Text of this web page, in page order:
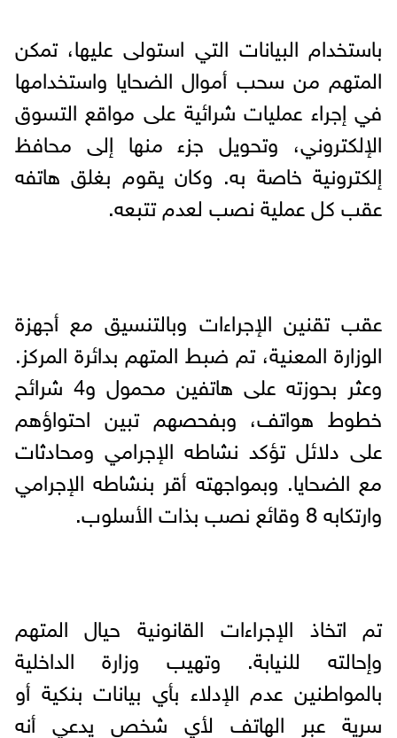
باستخدام البيانات التي استولى عليها، تمكن
المتهم من سحب أموال الضحايا واستخدامها
في إجراء عمليات شرائية على مواقع التسوق
الإلكتروني، وتحويل جزء منها إلى محافظ
إلكترونية خاصة به. وكان يقوم بغلق هاتفه
عقب كل عملية نصب لعدم تتبعه.
عقب تقنين الإجراءات وبالتنسيق مع أجهزة
الوزارة المعنية، تم ضبط المتهم بدائرة المركز.
وعثر بحوزته على هاتفين محمول و4 شرائح
خطوط هواتف، وبفحصهم تبين احتواؤهم
على دلائل تؤكد نشاطه الإجرامي ومحادثات
مع الضحايا. وبمواجهته أقر بنشاطه الإجرامي
وارتكابه 8 وقائع نصب بذات الأسلوب.
تم اتخاذ الإجراءات القانونية حيال المتهم
وإحالته للنيابة. وتهيب وزارة الداخلية
بالمواطنين عدم الإدلاء بأي بيانات بنكية أو
سرية عبر الهاتف لأي شخص يدعي أنه